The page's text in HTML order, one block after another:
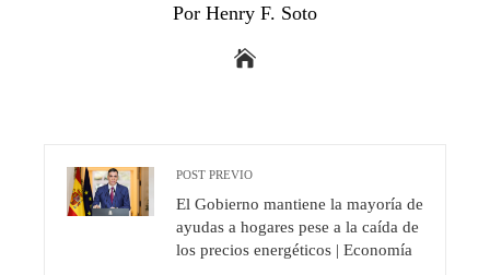
Por Henry F. Soto
POST PREVIO
El Gobierno mantiene la mayoría de
ayudas a hogares pese a la caída de
los precios energéticos | Economía